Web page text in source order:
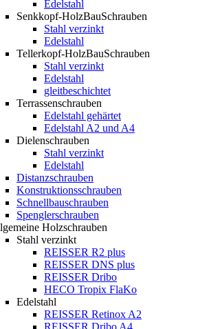
Edelstahl
Senkkopf-HolzBauSchrauben
Stahl verzinkt
Edelstahl
Tellerkopf-HolzBauSchrauben
Stahl verzinkt
Edelstahl
gleitbeschichtet
Terrassenschrauben
Edelstahl gehärtet
Edelstahl A2 und A4
Dielenschrauben
Stahl verzinkt
Edelstahl
Distanzschrauben
Konstruktionsschrauben
Schnellbauschrauben
Spenglerschrauben
Holzschrauben
Stahl verzinkt
REISSER R2 plus
REISSER DNS plus
REISSER Dribo
HECO Tropix FlaKo
Edelstahl
REISSER Retinox A2
REISSER Dribo A4